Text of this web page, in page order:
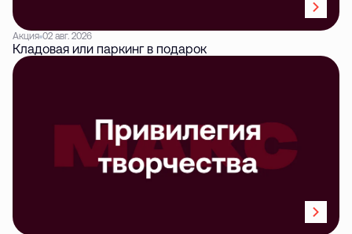
Акция 02 авг. 2026
Кладовая или паркинг в подарок